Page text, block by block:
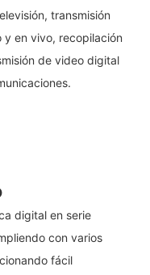
transmisión
y en vivo, recopilación
de video digital
digital en serie
con varios
fácil